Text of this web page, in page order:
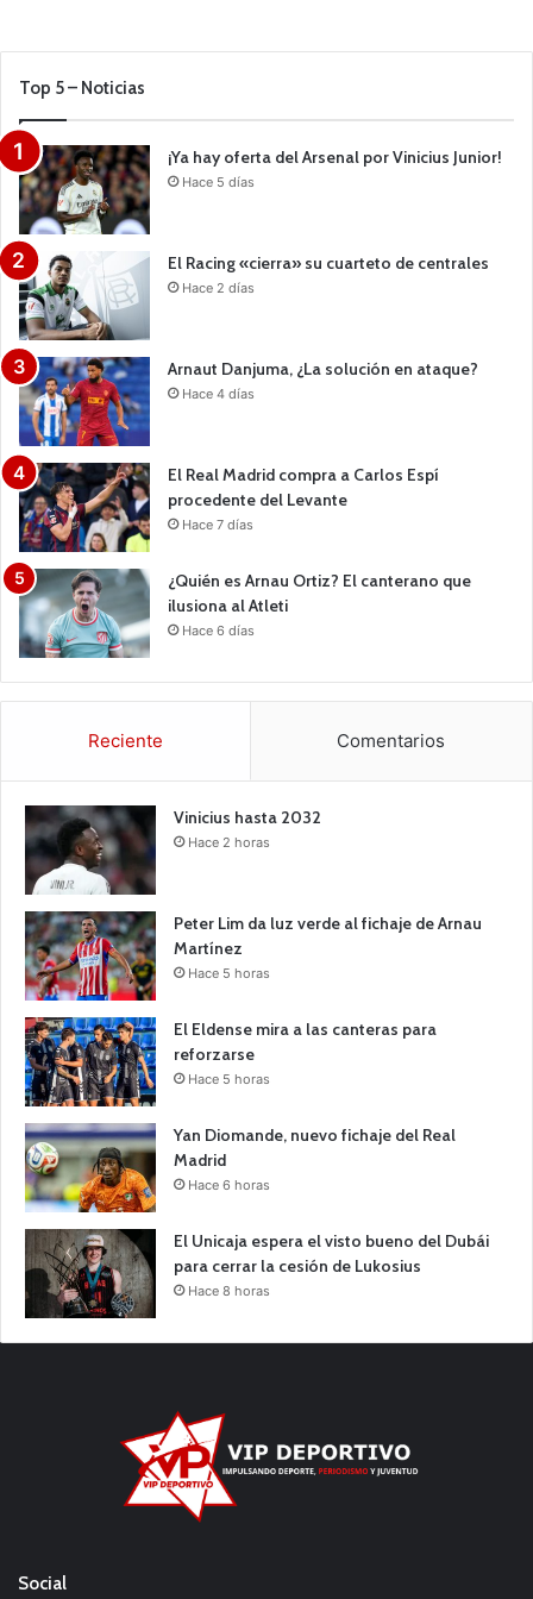
Top 5 – Noticias
¡Ya hay oferta del Arsenal por Vinicius Junior!
Hace 5 días
El Racing «cierra» su cuarteto de centrales
Hace 2 días
Arnaut Danjuma, ¿La solución en ataque?
Hace 4 días
El Real Madrid compra a Carlos Espí
procedente del Levante
Hace 7 días
¿Quién es Arnau Ortiz? El canterano que
ilusiona al Atleti
Hace 6 días
Reciente Comentarios
Vinicius hasta 2032
Hace 2 horas
Peter Lim da luz verde al fichaje de Arnau
Martínez
Hace 5 horas
El Eldense mira a las canteras para
reforzarse
Hace 5 horas
Yan Diomande, nuevo fichaje del Real
Madrid
Hace 6 horas
El Unicaja espera el visto bueno del Dubái
para cerrar la cesión de Lukosius
Hace 8 horas
Social